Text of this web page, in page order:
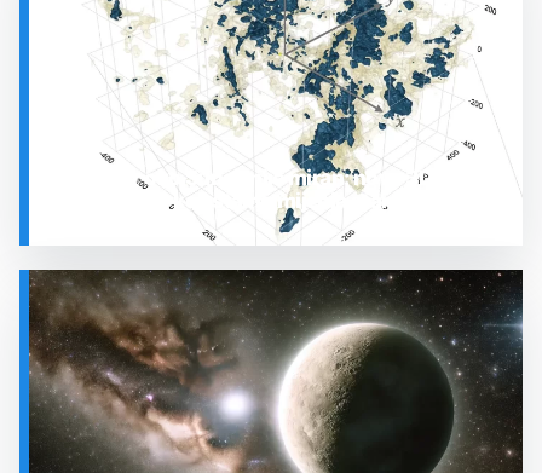
SVEMIR
Prostor oko Sunca nije miran: nova 3D karta
otkrila plin koji stalno mijenja stanje